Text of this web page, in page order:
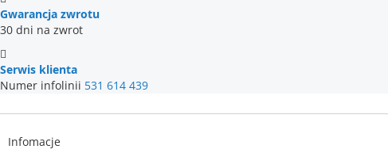
Gwarancja zwrotu
30 dni na zwrot
Serwis klienta
Numer infolinii 531 614 439
Infomacje